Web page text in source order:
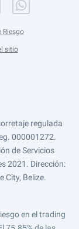
Riesgo
sitio
regulada
000001272.
de Servicios
2021. Dirección:
City, Belize.
en el trading